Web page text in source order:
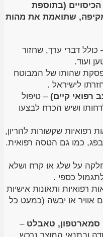
(בתוספת
מקיפה, שתואמת את מהות
כולל דברי ערך, שחזור
ועוד.
שהותו של המבוטח
לישיראל .
רפואי קיים) – טיפול
ושיש הכרח לבצעו
רפואיות שקשורות להריון,
בפג, כמו גם הטסה רפואית.
על שלג או קרח ושלא
כספי .
רפואיות ותאונות אישיות
אוויר או יבשה (כמעט כל
סמארטפון, טאבלט –